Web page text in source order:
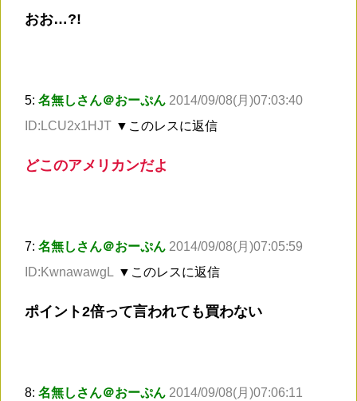
おお…?!
5: 名無しさん＠おーぷん 2014/09/08(月)07:03:40
ID:LCU2x1HJT ▼このレスに返信
どこのアメリカンだよ
7: 名無しさん＠おーぷん 2014/09/08(月)07:05:59
ID:KwnawawgL ▼このレスに返信
ポイント2倍って言われても買わない
8: 名無しさん＠おーぷん 2014/09/08(月)07:06:11